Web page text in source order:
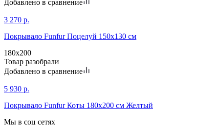
Добавлено в сравнение
3 270 р.
Покрывало Funfur Поцелуй 150х130 см
180х200
Товар разобрали
Добавлено в сравнение
5 930 р.
Покрывало Funfur Коты 180х200 см Желтый
Мы в соц сетях